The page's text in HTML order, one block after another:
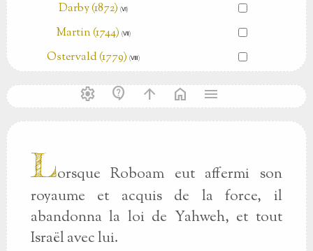
Darby (1872) (Ⅵ)
Martin (1744) (Ⅶ)
Ostervald (1779) (Ⅷ)
settings contact_support arrow_upward home menu
Lorsque Roboam eut affermi son
royaume et acquis de la force, il
abandonna la loi de Yahweh, et tout
Israël avec lui.